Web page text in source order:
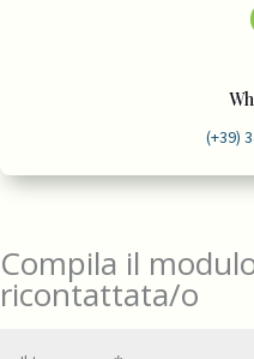
(+39)
Compila il
ricontattata/o